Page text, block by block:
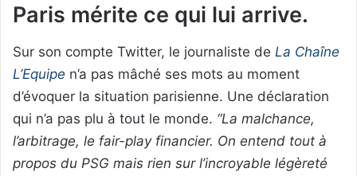
Paris mérite ce qui lui arrive.
Sur son compte Twitter, le journaliste de La Chaîne
L’Equipe n’a pas mâché ses mots au moment
d’évoquer la situation parisienne. Une déclaration
qui n’a pas plu à tout le monde. “La malchance,
l’arbitrage, le fair-play financier. On entend tout à
propos du PSG mais rien sur l’incroyable légèreté